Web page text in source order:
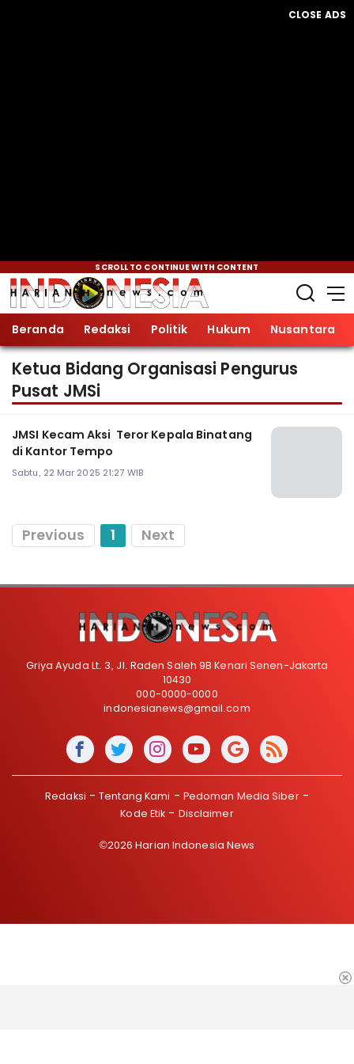
CLOSE ADS
SCROLL TO CONTINUE WITH CONTENT
Beranda Redaksi Politik Hukum Nusantara
Ketua Bidang Organisasi Pengurus
Pusat JMSi
JMSI Kecam Aksi Teror Kepala Binatang
di Kantor Tempo
Sabtu, 22 Mar 2025 21:27 WIB
Previous 1 Next
Griya Ayuda Lt. 3, Jl. Raden Saleh 9B Kenari Senen-Jakarta
10430
000-0000-0000
indonesianews@gmail.com
Redaksi Tentang Kami
Pedoman Media Siber
Kode Etik
Disclaimer
©2026 Harian Indonesia News